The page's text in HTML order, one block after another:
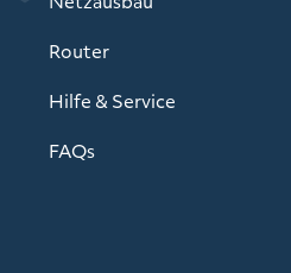
Router
Hilfe & Service
FAQs